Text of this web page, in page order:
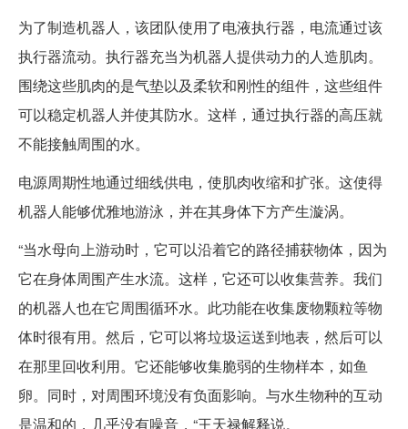
为了制造机器人，该团队使用了电液执行器，电流通过该
执行器流动。执行器充当为机器人提供动力的人造肌肉。
围绕这些肌肉的是气垫以及柔软和刚性的组件，这些组件
可以稳定机器人并使其防水。这样，通过执行器的高压就
不能接触周围的水。
电源周期性地通过细线供电，使肌肉收缩和扩张。这使得
机器人能够优雅地游泳，并在其身体下方产生漩涡。
“当水母向上游动时，它可以沿着它的路径捕获物体，因为
它在身体周围产生水流。这样，它还可以收集营养。我们
的机器人也在它周围循环水。此功能在收集废物颗粒等物
体时很有用。然后，它可以将垃圾运送到地表，然后可以
在那里回收利用。它还能够收集脆弱的生物样本，如鱼
卵。同时，对周围环境没有负面影响。与水生物种的互动
是温和的，几乎没有噪音，“王天禄解释说。